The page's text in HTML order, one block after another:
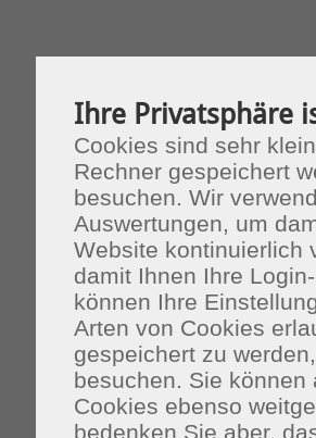
Ihre Privatsphäre
Cookies sind sehr
Rechner gespeichert
besuchen. Wir
Auswertungen, um
Website kontinuierlich
damit Ihnen Ihre
können Ihre
Arten von Cookies
gespeichert zu
besuchen. Sie
Cookies ebenso
bedenken Sie aber,